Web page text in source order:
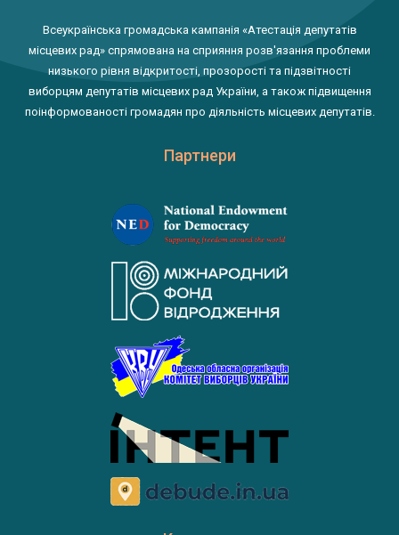
Всеукраїнська громадська кампанія «Атестація депутатів
місцевих рад» спрямована на сприяння розв'язання проблеми
низького рівня відкритості, прозорості та підзвітності
виборцям депутатів місцевих рад України, а також підвищення
поінформованості громадян про діяльність місцевих депутатів.
Партнери